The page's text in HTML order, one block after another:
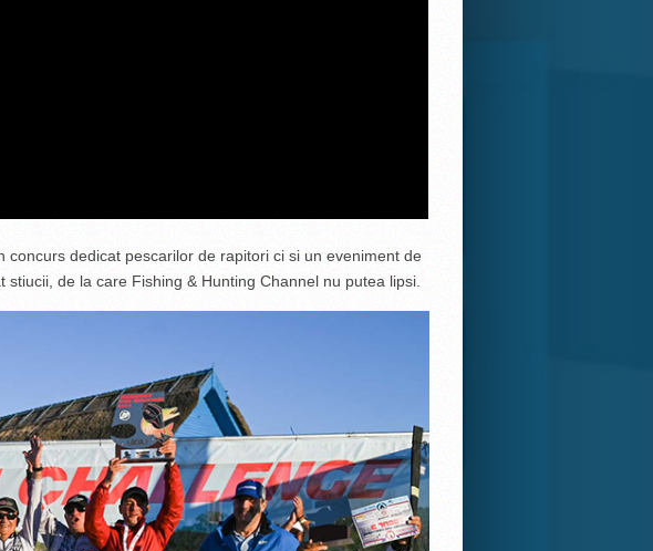
dedicat pescarilor de rapitori ci si un eveniment de
de la care Fishing & Hunting Channel nu putea lipsi.